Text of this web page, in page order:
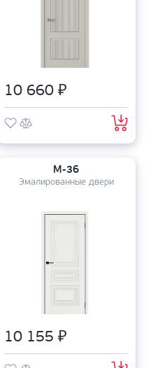
10 660 ₽
М-36
Эмалированные двери
10 155 ₽